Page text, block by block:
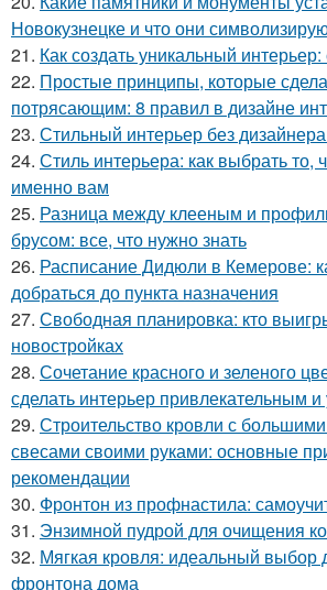
Новокузнецке и что они
21. Как создать уникальный
22. Простые принципы, которые
потрясающим: 8 правил в дизайне
23. Стильный интерьер без
24. Стиль интерьера: как выбрать то,
именно вам
25. Разница между клееным и
брусом: все, что нужно знать
26. Расписание Дидюли в Кемерове:
добраться до пункта назначения
27. Свободная планировка: кто
новостройках
28. Сочетание красного и зеленого
сделать интерьер привлекательным
29. Строительство кровли с
свесами своими руками: основные
рекомендации
30. Фронтон из профнастила:
31. Энзимной пудрой для очищения
32. Мягкая кровля: идеальный выбор
фронтона дома